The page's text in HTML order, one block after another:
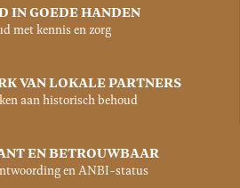
IN GOEDE HANDEN
met kennis en zorg
VAN LOKALE PARTNERS
aan historisch behoud
EN BETROUWBAAR
en ANBI-status